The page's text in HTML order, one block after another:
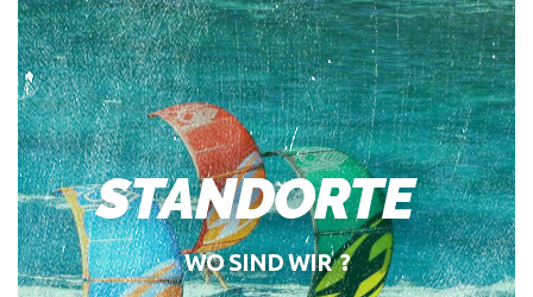
STANDORTE
WO SIND WIR ?